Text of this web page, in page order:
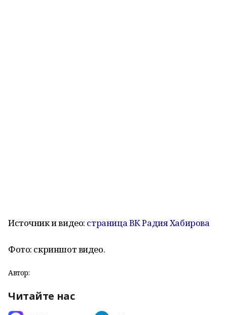
Источник и видео: страница ВК Радия Хабирова
Фото: скриншот видео.
Автор:
Читайте нас